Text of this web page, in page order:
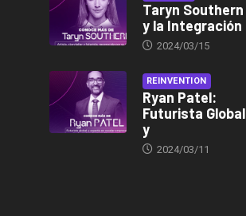
Taryn Southern
y la Integración
2024/03/15
REINVENTION
Ryan Patel:
Futurista Global
y
2024/03/11